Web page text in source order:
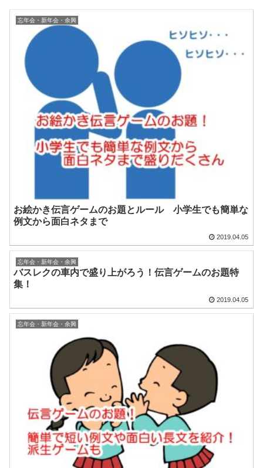
忘年会・新年会・余興
お絵かき伝言ゲームのお題とルール 小学生でも簡単な
例文から面白ネタまで
2019.04.05
忘年会・新年会・余興
バスレクの車内で盛り上がろう！伝言ゲームのお題特
集！
2019.04.05
忘年会・新年会・余興